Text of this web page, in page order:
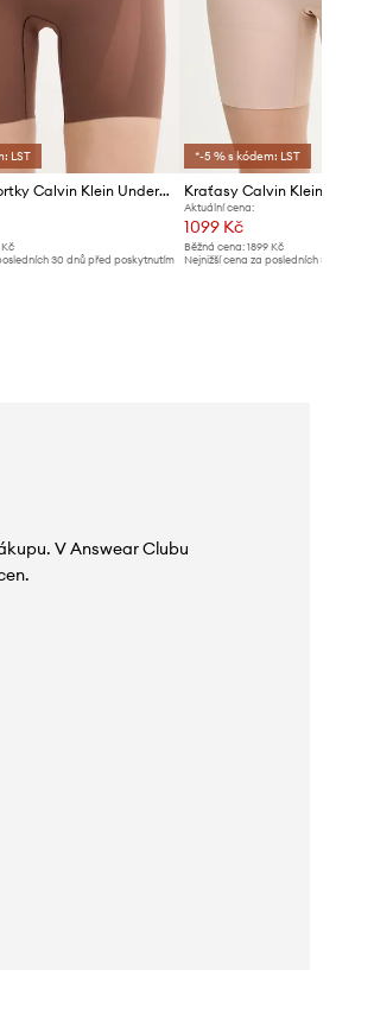
LST
Modelující šortky Calvin Klein Underwear
Kč
30 dnů před poskytnutím
*-5 % s kódem: LST
Kraťasy Calvin Klein
Aktuální cena:
1099 Kč
Běžná cena: 1899 Kč
Nejnižší cena za posledních 30 dnů
V Answear Clubu